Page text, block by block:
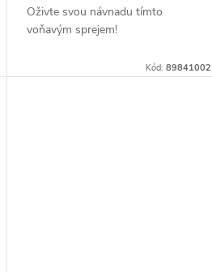
Oživte svou návnadu tímto
voňavým sprejem!
Kód: 89841002